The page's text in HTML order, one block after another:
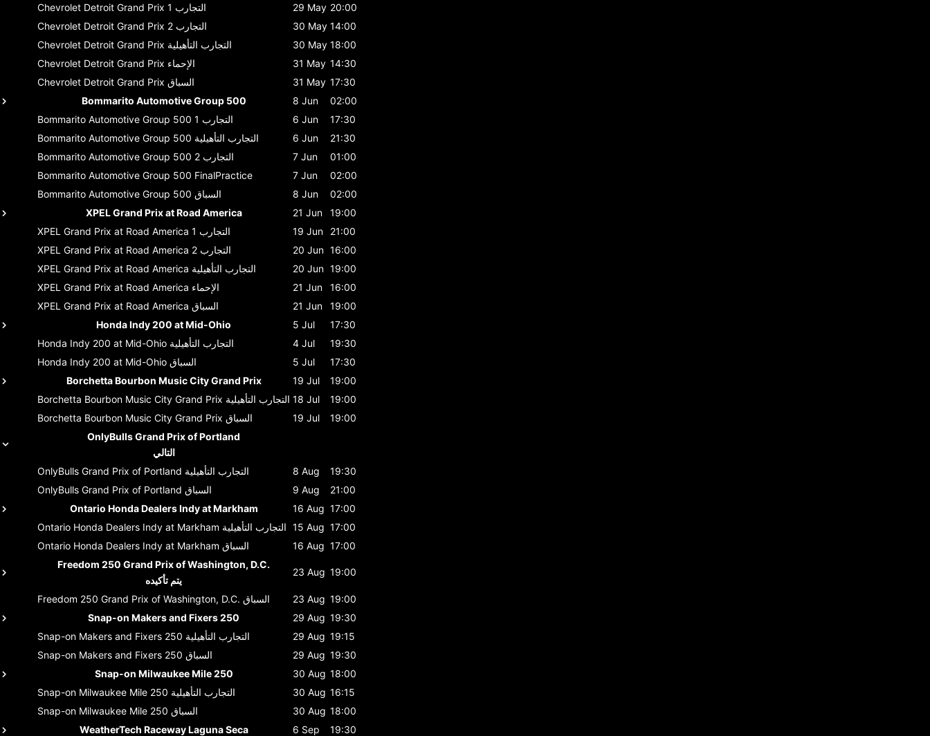
Chevrolet Detroit Grand Prix
التجارب 1 29 May 20:00
Chevrolet Detroit Grand Prix
التجارب 2 30 May 14:00
Chevrolet Detroit Grand Prix التجارب التأهيلية 30 May 18:00
Chevrolet Detroit Grand Prix الإحماء 31 May 14:30
Chevrolet Detroit Grand Prix السباق 31 May 17:30
Bommarito Automotive Group 500
8 Jun
02:00
Bommarito Automotive Group 500
التجارب 1 6 Jun
17:30
Bommarito Automotive Group 500 التجارب التأهيلية 6 Jun
21:30
Bommarito Automotive Group 500
التجارب 2 7 Jun
01:00
Bommarito Automotive Group 500 FinalPractice 7 Jun
02:00
Bommarito Automotive Group 500 السباق 8 Jun
02:00
XPEL Grand Prix at Road America
21 Jun
19:00
XPEL Grand Prix at Road America
التجارب 1 19 Jun
21:00
XPEL Grand Prix at Road America
التجارب 2 20 Jun 16:00
XPEL Grand Prix at Road America التجارب التأهيلية 20 Jun 19:00
XPEL Grand Prix at Road America الإحماء 21 Jun
16:00
XPEL Grand Prix at Road America السباق 21 Jun
19:00
Honda Indy 200 at Mid-Ohio
5 Jul
17:30
Honda Indy 200 at Mid-Ohio التجارب التأهيلية 4 Jul
19:30
Honda Indy 200 at Mid-Ohio السباق 5 Jul
17:30
Borchetta Bourbon Music City Grand Prix
19 Jul
19:00
Borchetta Bourbon Music City Grand Prix التجارب التأهيلية 18 Jul
19:00
Borchetta Bourbon Music City Grand Prix السباق 19 Jul
19:00
OnlyBulls Grand Prix of Portland
التالي
OnlyBulls Grand Prix of Portland التجارب التأهيلية 8 Aug
19:30
OnlyBulls Grand Prix of Portland السباق 9 Aug
21:00
Ontario Honda Dealers Indy at Markham
16 Aug 17:00
Ontario Honda Dealers Indy at Markham التجارب التأهيلية 15 Aug 17:00
Ontario Honda Dealers Indy at Markham السباق 16 Aug 17:00
Freedom 250 Grand Prix of Washington, D.C.
يتم تأكيده
23 Aug 19:00
Freedom 250 Grand Prix of Washington, D.C. السباق 23 Aug 19:00
Snap-on Makers and Fixers 250
29 Aug 19:30
Snap-on Makers and Fixers 250 التجارب التأهيلية 29 Aug 19:15
Snap-on Makers and Fixers 250 السباق 29 Aug 19:30
Snap-on Milwaukee Mile 250
30 Aug 18:00
Snap-on Milwaukee Mile 250 التجارب التأهيلية 30 Aug 16:15
Snap-on Milwaukee Mile 250 السباق 30 Aug 18:00
WeatherTech Raceway Laguna Seca
6 Sep
19:30